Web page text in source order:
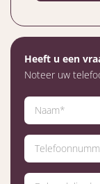
Heeft u een
Noteer uw